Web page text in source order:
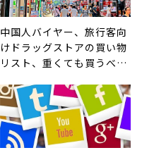
中国人バイヤー、旅行客向
けドラッグストアの買い物
リスト、重くても買うべき